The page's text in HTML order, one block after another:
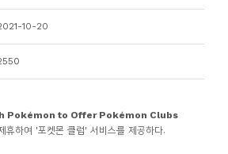
10-20
Pokémon to Offer Pokémon Clubs
휴하여 '포켓몬 클럽' 서비스를 제공하다.